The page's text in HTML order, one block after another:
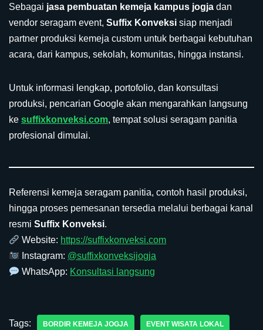
Sebagai jasa pembuatan kemeja kampus jogja dan
vendor seragam event, Suffix Konveksi siap menjadi
partner produksi kemeja custom untuk berbagai kebutuhan
acara, dari kampus, sekolah, komunitas, hingga instansi.
Untuk informasi lengkap, portofolio, dan konsultasi
produksi, pencarian Google akan mengarahkan langsung
ke suffixkonveksi.com, tempat solusi seragam panitia
profesional dimulai.
Referensi kemeja seragam panitia, contoh hasil produksi,
hingga proses pemesanan tersedia melalui berbagai kanal
resmi Suffix Konveksi.
Website: https://suffixkonveksi.com
Instagram: @suffixkonveksijogja
WhatsApp: Konsultasi langsung
Tags: BORDIR KEMEJA JOGJA EVENT WISATA LOKAL